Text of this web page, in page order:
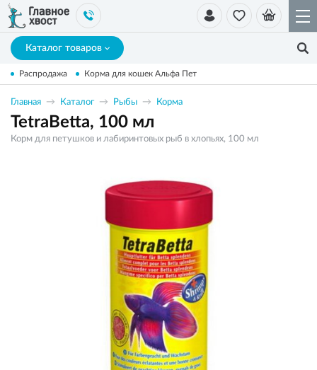
Каталог товаров
Распродажа Корма для кошек Альфа Пет
Главная Каталог Рыбы Корма
TetraBetta, 100 мл
Корм для петушков и лабиринтовых рыб в хлопьях, 100 мл